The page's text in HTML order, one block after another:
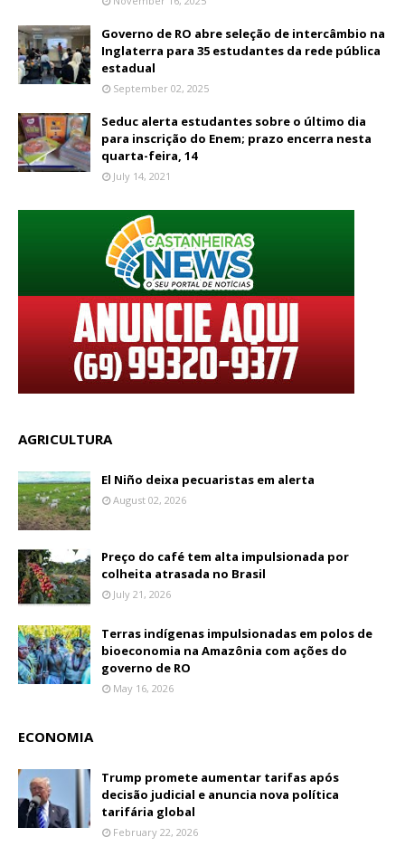
Governo de RO abre seleção de intercâmbio na
Inglaterra para 35 estudantes da rede pública
estadual
September 02, 2025
Seduc alerta estudantes sobre o último dia
para inscrição do Enem; prazo encerra nesta
quarta-feira, 14
July 14, 2021
AGRICULTURA
El Niño deixa pecuaristas em alerta
August 02, 2026
Preço do café tem alta impulsionada por
colheita atrasada no Brasil
July 21, 2026
Terras indígenas impulsionadas em polos de
bioeconomia na Amazônia com ações do
governo de RO
May 16, 2026
ECONOMIA
Trump promete aumentar tarifas após
decisão judicial e anuncia nova política
tarifária global
February 22, 2026